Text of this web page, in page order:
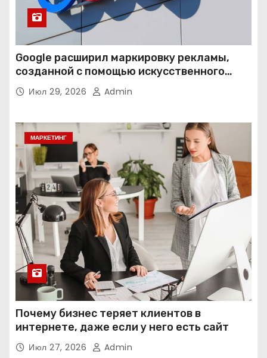
Google расширил маркировку рекламы,
созданной с помощью искусственного
интеллекта
Июл 29, 2026 Admin
МАРКЕТИНГ
Почему бизнес теряет клиентов в
интернете, даже если у него есть сайт
Июл 27, 2026 Admin